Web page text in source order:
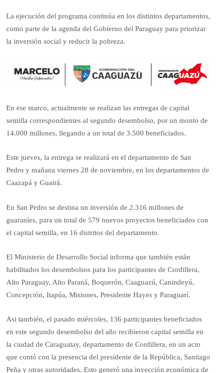
La ejecución del programa continúa en los distintos departamentos,
como parte de la agenda del Gobierno del Paraguay para priorizar
la inversión social y reducir la pobreza.
En ese marco, actualmente se realizan las entregas de capital
semilla correspondientes al segundo desembolso, por un monto de
14.000 millones, llegando a un total de 3.500 beneficiados.
Este jueves, la entrega se realizará en el departamento de San
Pedro y mañana viernes 28 de noviembre, en los departamentos de
Caazapá y Guairá.
En San Pedro se destina un inversión de 2.316 millones de
guaraníes, para un total de 579 nuevos proyectos beneficiados con
el capital semilla, en 16 distritos del departamento.
El Ministerio de Desarrollo Social informa que también están
habilitados los desembolsos para los participantes de Cordillera,
Alto Paraguay, Alto Paraná, Boquerón, Caaguazú, Canindeyú,
Concepción, Itapúa, Misiones, Presidente Hayes y Paraguarí.
Asi también, el pasado miércoles, 136 participantes beneficiados
en este segundo desembolso del año recibieron capital semilla en
la ciudad de Caraguatay, departamento de Cordillera, en un acto
que contó con la presencia del presidente de la República, Santiago
Peña y otras autoridades. Esto generó una inyección económica de